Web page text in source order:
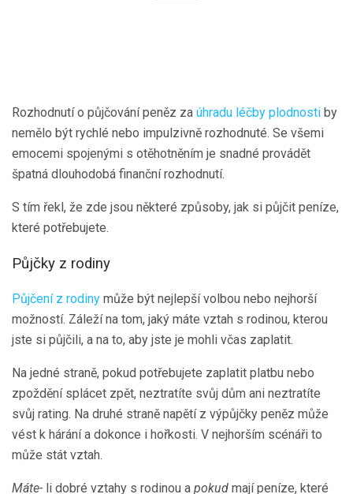
Rozhodnutí o půjčování peněz za úhradu léčby plodnosti by
nemělo být rychlé nebo impulzivně rozhodnuté. Se všemi
emocemi spojenými s otěhotněním je snadné provádět
špatná dlouhodobá finanční rozhodnutí.
S tím řekl, že zde jsou některé způsoby, jak si půjčit peníze,
které potřebujete.
Půjčky z rodiny
Půjčení z rodiny může být nejlepší volbou nebo nejhorší
možností. Záleží na tom, jaký máte vztah s rodinou, kterou
jste si půjčili, a na to, aby jste je mohli včas zaplatit.
Na jedné straně, pokud potřebujete zaplatit platbu nebo
zpoždění splácet zpět, neztratíte svůj dům ani neztratíte
svůj rating. Na druhé straně napětí z výpůjčky peněz může
vést k hárání a dokonce i hořkosti. V nejhorším scénáři to
může stát vztah.
Máte- li dobré vztahy s rodinou a pokud mají peníze, které